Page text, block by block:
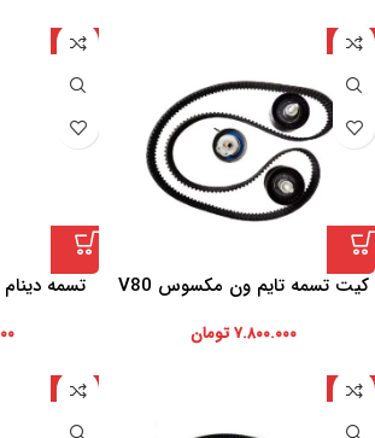
چین
کیت تسمه تایم ون مکسوس V80
۷.۸۰۰.۰۰۰ تومان
ژاپن
ژاپن ژاپن